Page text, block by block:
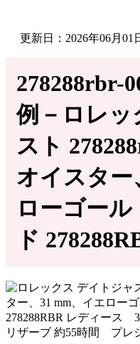
更新日：2026年06月01
278288rbr-
例－ロレッ
スト
オイスター
ローゴー
ド